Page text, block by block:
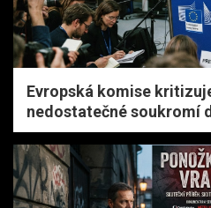
Evropská komise
nedostatečné soukromí